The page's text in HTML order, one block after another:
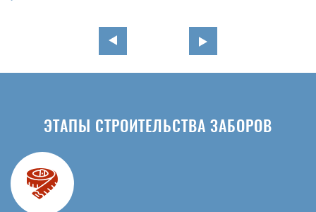
ЭТАПЫ СТРОИТЕЛЬСТВА ЗАБОРОВ